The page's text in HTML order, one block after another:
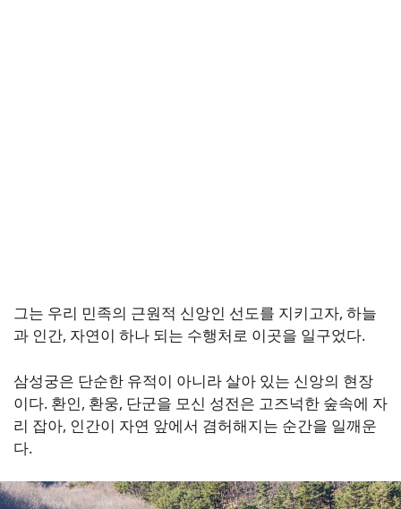
그는 우리 민족의 근원적 신앙인 선도를 지키고자, 하늘
과 인간, 자연이 하나 되는 수행처로 이곳을 일구었다.
삼성궁은 단순한 유적이 아니라 살아 있는 신앙의 현장
이다. 환인, 환웅, 단군을 모신 성전은 고즈넉한 숲속에 자
리 잡아, 인간이 자연 앞에서 겸허해지는 순간을 일깨운
다.